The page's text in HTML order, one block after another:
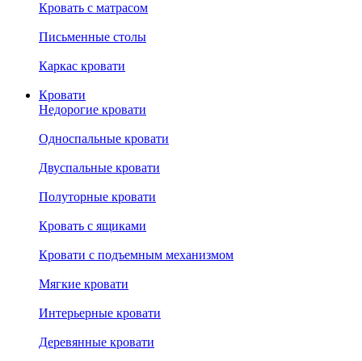
Кровать с матрасом
Письменные столы
Каркас кровати
Кровати
Недорогие кровати
Односпальные кровати
Двуспальные кровати
Полуторные кровати
Кровать с ящиками
Кровати с подъемным механизмом
Мягкие кровати
Интерьерные кровати
Деревянные кровати